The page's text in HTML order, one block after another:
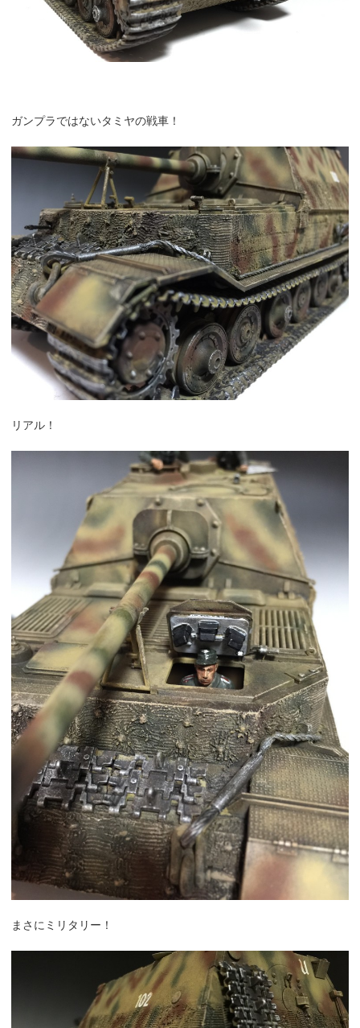
ガンプラではないタミヤの戦車！
リアル！
まさにミリタリー！